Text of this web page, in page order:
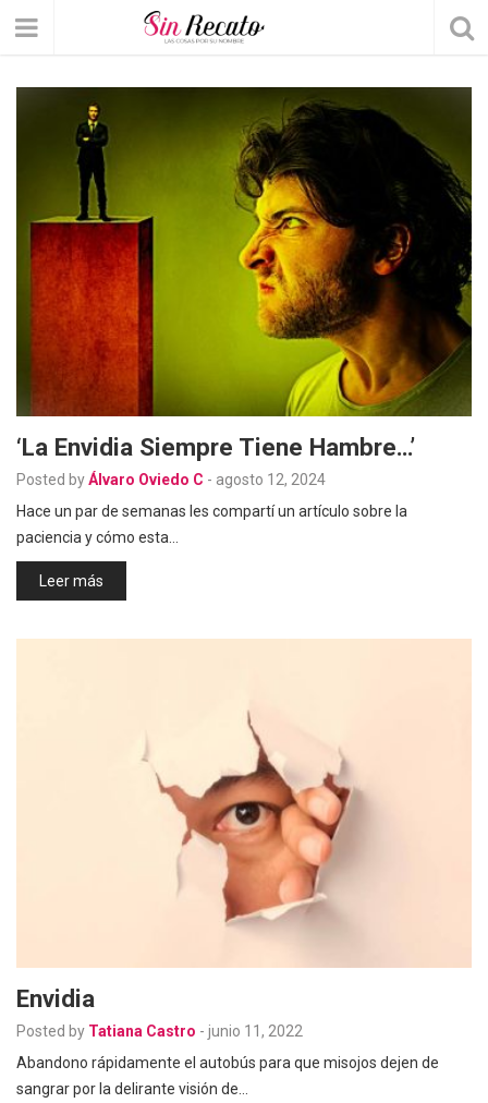
‘La Envidia Siempre Tiene Hambre…’
Posted byÁlvaro Oviedo C - agosto 12, 2024
Hace un par de semanas les compartí un artículo sobre la
paciencia y cómo esta…
Leer más
Envidia
Posted by Tatiana Castro - junio 11, 2022
Abandono rápidamente el autobús para que misojos dejen de
sangrar por la delirante visión de…